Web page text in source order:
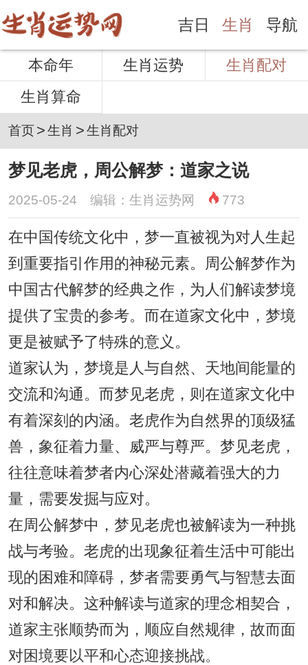
吉日 生肖 导航
本命年 生肖运势
生肖配对
生肖算命
首页>生肖 >生肖配对
梦见老虎，周公解梦：道家之说
2025-05-24 编辑：生肖运势网 773
在中国传统文化中，梦一直被视为对人生起
到重要指引作用的神秘元素。周公解梦作为
中国古代解梦的经典之作，为人们解读梦境
提供了宝贵的参考。而在道家文化中，梦境
更是被赋予了特殊的意义。
道家认为，梦境是人与自然、天地间能量的
交流和沟通。而梦见老虎，则在道家文化中
有着深刻的内涵。老虎作为自然界的顶级猛
兽，象征着力量、威严与尊严。梦见老虎，
往往意味着梦者内心深处潜藏着强大的力
量，需要发掘与应对。
在周公解梦中，梦见老虎也被解读为一种挑
战与考验。老虎的出现象征着生活中可能出
现的困难和障碍，梦者需要勇气与智慧去面
对和解决。这种解读与道家的理念相契合，
道家主张顺势而为，顺应自然规律，故而面
对困境要以平和心态迎接挑战。